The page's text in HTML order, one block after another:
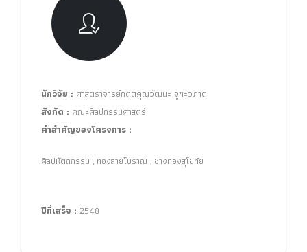
นักวิจัย : ศาสตราจารย์กิตติคุณวัฒนะ จูฑะวิภาต
สังกัด : คณะศิลปกรรมศาสตร์
คำสำคัญของโครงการ :
ศิลปหัตถกรรม , ทองลายโบราณ , ช่างทองสุโขทัย
ปีที่เสร็จ : 2548